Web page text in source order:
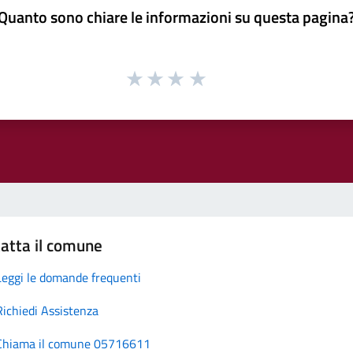
sono chiare le informazioni su questa
il comune
le domande frequenti
Assistenza
il comune 05716611